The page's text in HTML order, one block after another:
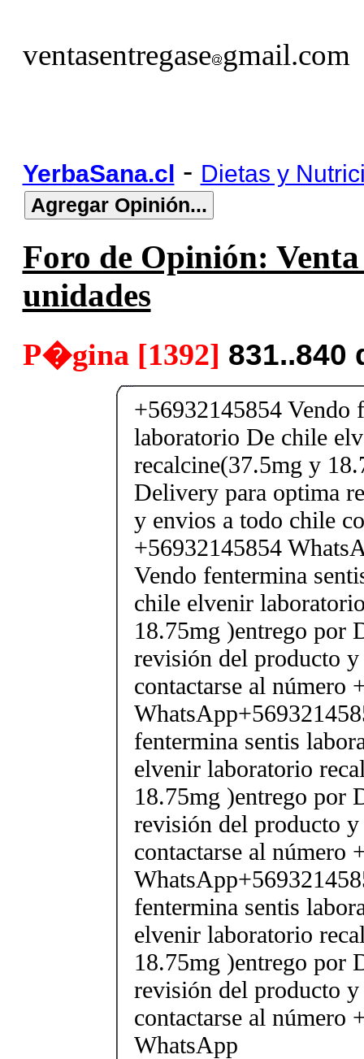
ventasentregase gmail.com
YerbaSana.cl - Dietas y
Foro de Opinión:
unidades
P�gina [1392] 831..840
+56932145854 Vendo
laboratorio De chile
recalcine(37.5mg y
Delivery para optima
y envios a todo chile
+56932145854
Vendo fentermina
chile elvenir
18.75mg )entrego por
revisión del producto
contactarse al número
fentermina sentis
elvenir laboratorio
18.75mg )entrego por
revisión del producto
contactarse al número
fentermina sentis
elvenir laboratorio
18.75mg )entrego por
revisión del producto
contactarse al número
WhatsApp